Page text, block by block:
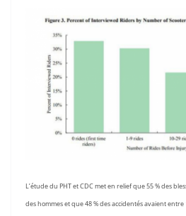
L’étude du PHT et CDC met en relief que 55 % des
des hommes et que 48 % des accidentés avaient